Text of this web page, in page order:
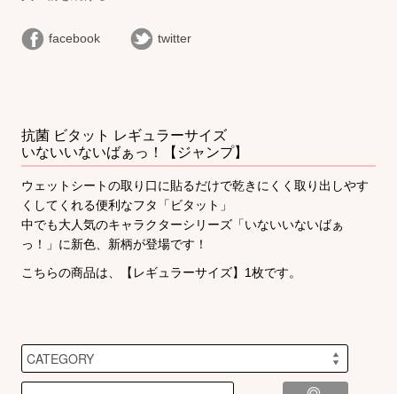
facebook twitter
抗菌 ビタット レギュラーサイズ
いないいないばぁっ！【ジャンプ】
ウェットシートの取り口に貼るだけで乾きにくく取り出しやす
くしてくれる便利なフタ「ビタット」
中でも大人気のキャラクターシリーズ「いないいないばぁ
っ！」に新色、新柄が登場です！
こちらの商品は、【レギュラーサイズ】1枚です。